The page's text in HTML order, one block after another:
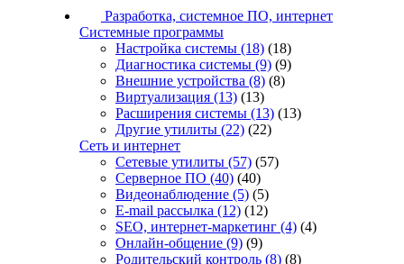
Разработка, системное ПО, интернет
Системные программы
Настройка системы (18) (18)
Диагностика системы (9) (9)
Внешние устройства (8) (8)
Виртуализация (13) (13)
Расширения системы (13) (13)
Другие утилиты (22) (22)
Сеть и интернет
Сетевые утилиты (57) (57)
Серверное ПО (40) (40)
Видеонаблюдение (5) (5)
E-mail рассылка (12) (12)
SEO, интернет-маркетинг (4) (4)
Онлайн-общение (9) (9)
Родительский контроль (8) (8)